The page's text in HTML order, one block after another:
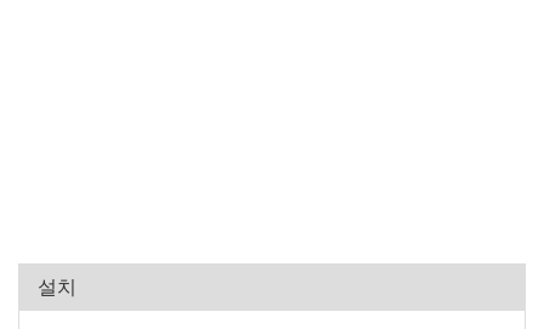
설치